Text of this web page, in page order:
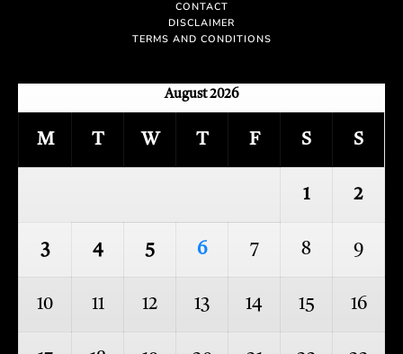
CONTACT
DISCLAIMER
TERMS AND CONDITIONS
August 2026
M T W T F S S
1 2
3 4 5 6 7 8 9
10 11 12 13 14 15 16